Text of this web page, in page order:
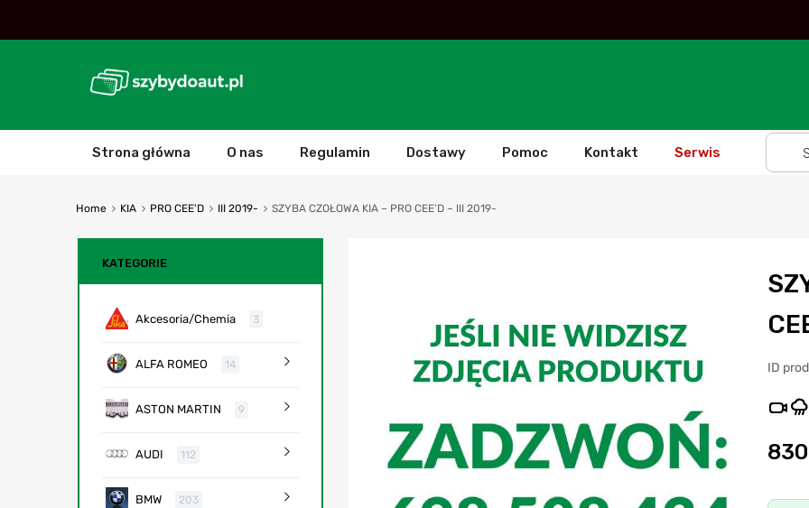
Strona główna O nas Regulamin Dostawy Pomoc Kontakt Serwis
Home KIA PRO CEE'D III 2019- SZYBA CZOŁOWA KIA – PRO CEE’D – III 2019-
ID
KATEGORIE
Akcesoria/Chemia 3
ALFA ROMEO 14
ASTON MARTIN 9
AUDI 112
BMW 203